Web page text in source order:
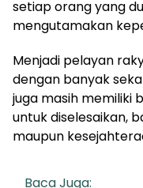
setiap orang yang
mengutamakan
Menjadi pelayan
dengan banyak
juga masih memiliki
untuk diselesaikan,
maupun
Baca Juga: